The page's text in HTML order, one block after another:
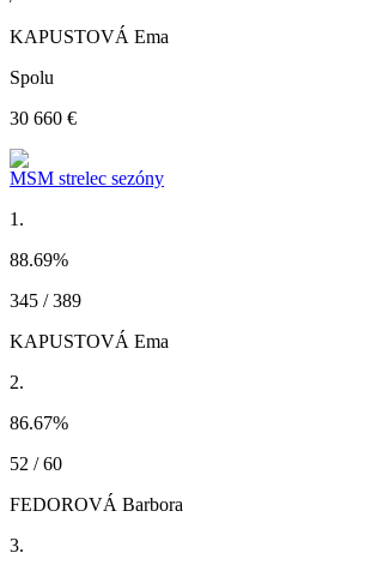
KAPUSTOVÁ Ema
Spolu
30 660 €
MSM strelec sezóny
1.
88.69%
345 / 389
KAPUSTOVÁ Ema
2.
86.67%
52 / 60
FEDOROVÁ Barbora
3.